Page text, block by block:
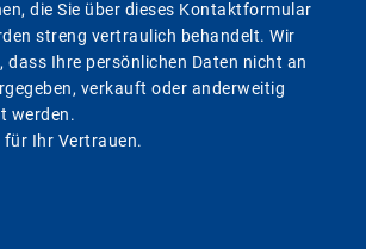
die Sie über dieses Kontaktformular
streng vertraulich behandelt. Wir
dass Ihre persönlichen Daten nicht an
verkauft oder anderweitig
werden.
für Ihr Vertrauen.